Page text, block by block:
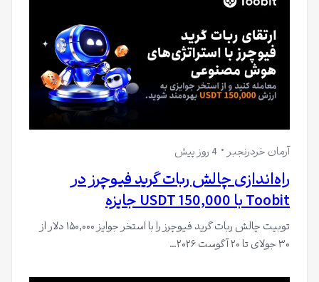
آرمان خردرنجبر 4 روز پیش
راه‌اندازی چالش ربات گرید فیوچرز در
Toobit با 150,000 USDT جایزه
توبیت چالش ربات گرید فیوچرز را با استخر جوایز ۱۵۰,۰۰۰ دلار از
۳۰ جولای تا ۲۰ آگوست ۲۰۲۶…